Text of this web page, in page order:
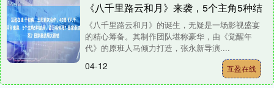
《八千里路云和月》来袭，5个主角5种结
局，孟万福惨死？田家泰结局太遗憾
《八千里路云和月》的诞生，无疑是一场影视盛宴
的精心筹备。其制作团队堪称豪华，由《觉醒年
代》的原班人马倾力打造，张永新导演....
04-12 互盈在线